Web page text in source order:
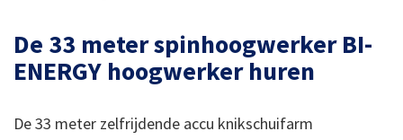
De 33 meter spinhoogwerker BI-
ENERGY hoogwerker huren
De 33 meter zelfrijdende accu knikschuifarm